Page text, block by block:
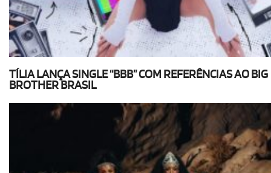
TÍLIA LANÇA SINGLE “BBB” COM REFERÊNCIAS AO BIG
BROTHER BRASIL